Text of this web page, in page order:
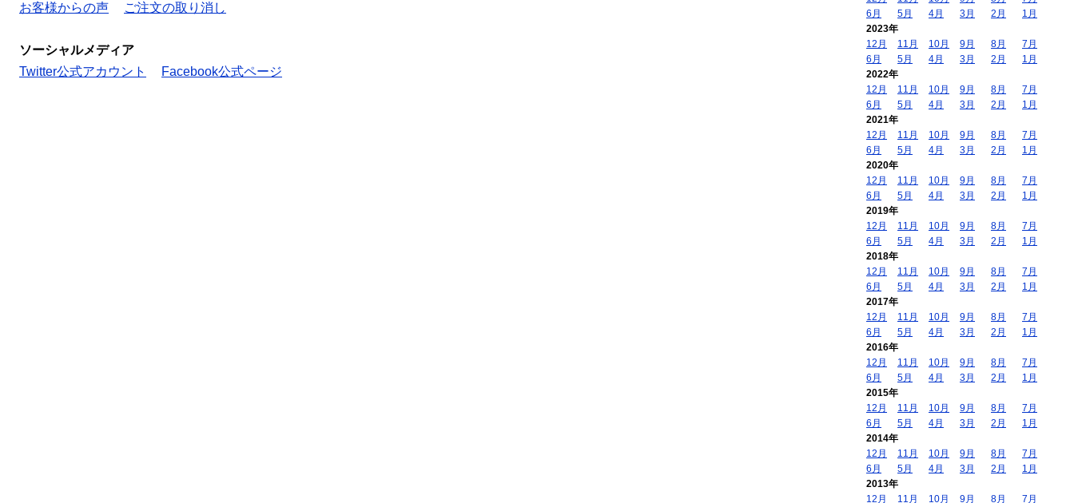
お客様からの声
ご注文の取り消し
ソーシャルメディア
Twitter公式アカウント
Facebook公式ページ
6月
5月 4月 3月 2月
1月
2023年
12月
11月 10月 9月 8月
7月
6月
5月 4月 3月 2月
1月
2022年
12月
11月 10月 9月 8月
7月
6月
5月 4月 3月 2月
1月
2021年
12月
11月 10月 9月 8月
7月
6月
5月 4月 3月 2月
1月
2020年
12月
11月 10月 9月 8月
7月
6月
5月 4月 3月 2月
1月
2019年
12月
11月 10月 9月 8月
7月
6月
5月 4月 3月 2月
1月
2018年
12月
11月 10月 9月 8月
7月
6月
5月 4月 3月 2月
1月
2017年
12月
11月 10月 9月 8月
7月
6月
5月 4月 3月 2月
1月
2016年
12月
11月 10月 9月 8月
7月
6月
5月 4月 3月 2月
1月
2015年
12月
11月 10月 9月 8月
7月
6月
5月 4月 3月 2月
1月
2014年
12月
11月 10月 9月 8月
7月
6月
5月 4月 3月 2月
1月
2013年
12月
11月 10月 9月 8月 7月